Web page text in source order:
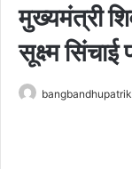
मुख्यमंत्री
सूक्ष्म सिंचाई